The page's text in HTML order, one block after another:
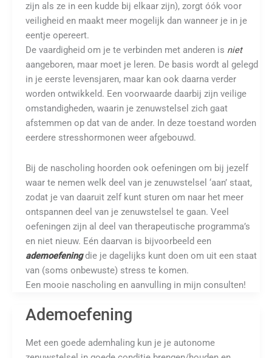
zijn als ze in een kudde bij elkaar zijn), zorgt óók voor
veiligheid en maakt meer mogelijk dan wanneer je in je
eentje opereert.
De vaardigheid om je te verbinden met anderen is niet
aangeboren, maar moet je leren. De basis wordt al gelegd
in je eerste levensjaren, maar kan ook daarna verder
worden ontwikkeld. Een voorwaarde daarbij zijn veilige
omstandigheden, waarin je zenuwstelsel zich gaat
afstemmen op dat van de ander. In deze toestand worden
eerdere stresshormonen weer afgebouwd.
Bij de nascholing hoorden ook oefeningen om bij jezelf
waar te nemen welk deel van je zenuwstelsel ‘aan’ staat,
zodat je van daaruit zelf kunt sturen om naar het meer
ontspannen deel van je zenuwstelsel te gaan. Veel
oefeningen zijn al deel van therapeutische programma’s
en niet nieuw. Eén daarvan is bijvoorbeeld een
ademoefeningdie je dagelijks kunt doen om uit een staat
van (soms onbewuste) stress te komen.
Een mooie nascholing en aanvulling in mijn consulten!
Ademoefening
Met een goede ademhaling kun je je autonome